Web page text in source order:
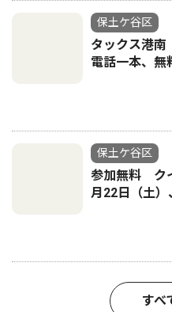
保土ケ谷区
タックス港
電話一本、無
保土ケ谷区
参加無料 ク
月22日（土）
すべ